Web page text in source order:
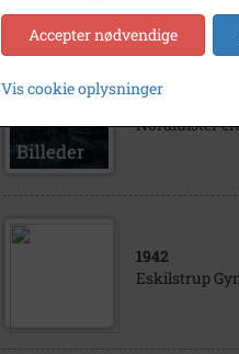
1950
Nordfalster
1942
Eskilstrup
Accepter nødvendige
Vis cookie oplysninger